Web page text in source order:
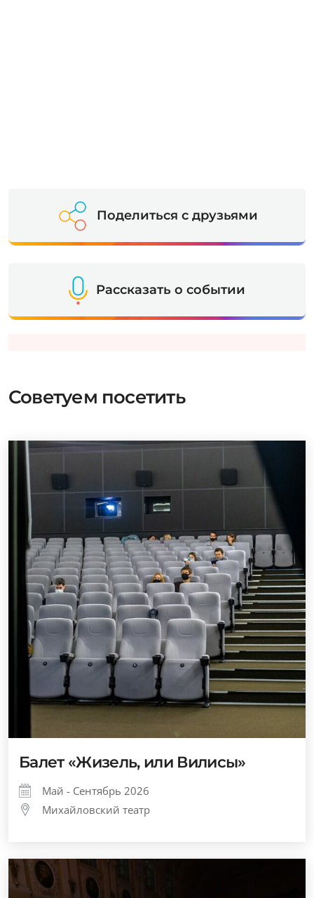
Поделиться с друзьями
Рассказать о событии
Советуем посетить
Балет «Жизель, или Вилисы»
Май - Сентябрь 2026
Михайловский театр